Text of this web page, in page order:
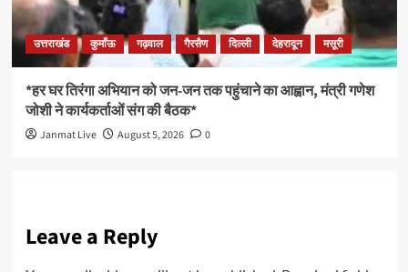
उत्तराखंड कुमाँऊ गढ़वाल गैरसैण दिल्ली देहरादून मसूरी
*हर घर तिरंगा अभियान को जन-जन तक पहुंचाने का आह्वान, मंत्री गणेश
जोशी ने कार्यकर्ताओं संग की बैठक*
Janmat Live August 5, 2026 0
Leave a Reply